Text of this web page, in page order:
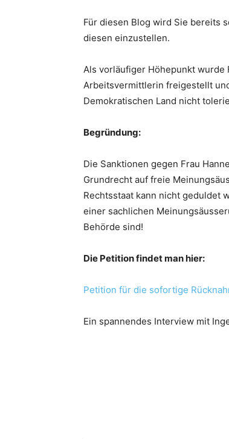
Für diesen Blog wird Sie bereits
diesen einzustellen.
Als vorläufiger Höhepunkt wurde
Arbeitsvermittlerin freigestellt
Demokratischen Land nicht
Begründung:
Die Sanktionen gegen Frau
Grundrecht auf freie
Rechtsstaat kann nicht geduldet
einer sachlichen
Behörde sind!
Die Petition findet man hier:
Petition für die sofortige
Ein spannendes Interview mit